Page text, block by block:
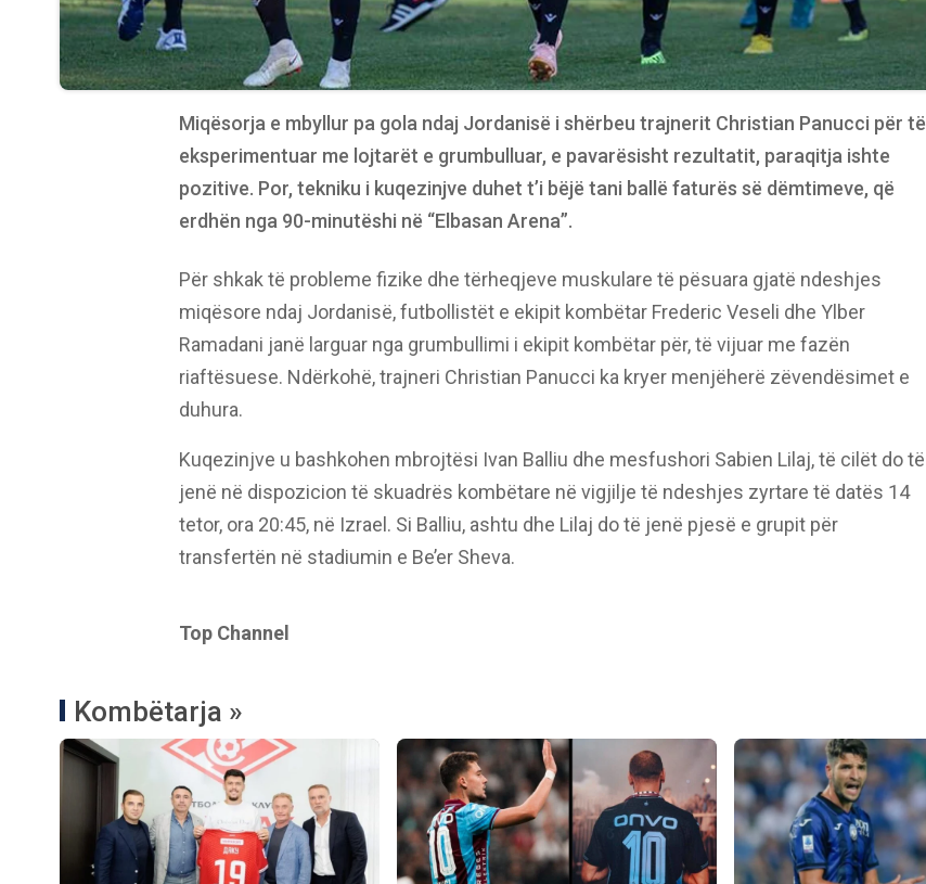
Miqësorja e mbyllur pa gola ndaj Jordanisë i shërbeu trajnerit Christian Panucci për të
eksperimentuar me lojtarët e grumbulluar, e pavarësisht rezultatit, paraqitja ishte
pozitive. Por, tekniku i kuqezinjve duhet t’i bëjë tani ballë faturës së dëmtimeve, që
erdhën nga 90-minutëshi në “Elbasan Arena”.
Për shkak të probleme fizike dhe tërheqjeve muskulare të pësuara gjatë ndeshjes
miqësore ndaj Jordanisë, futbollistët e ekipit kombëtar Frederic Veseli dhe Ylber
Ramadani janë larguar nga grumbullimi i ekipit kombëtar për, të vijuar me fazën
riaftësuese. Ndërkohë, trajneri Christian Panucci ka kryer menjëherë zëvendësimet e
duhura.
Kuqezinjve u bashkohen mbrojtësi Ivan Balliu dhe mesfushori Sabien Lilaj, të cilët do të
jenë në dispozicion të skuadrës kombëtare në vigjilje të ndeshjes zyrtare të datës 14
tetor, ora 20:45, në Izrael. Si Balliu, ashtu dhe Lilaj do të jenë pjesë e grupit për
transfertën në stadiumin e Be’er Sheva.
Top Channel
Kombëtarja »